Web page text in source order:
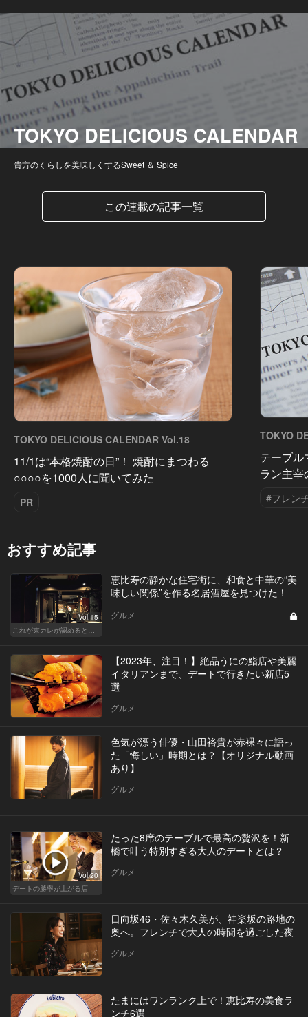
TOKYO DELICIOUS CALENDAR
貴方のくらしを美味しくするSweet ＆ Spice
この連載の記事一覧
TOKYO DELICIOUS CALENDAR Vol.18
11/1は“本格焼酎の日”！ 焼酎にまつわる
○○○○を1000人に聞いてみた
PR
TOKYO
テーブ
ラン主
#フレン
おすすめ記事
Vol.15
これが東カレが認めるとっておきの和食店
恵比寿の静かな住宅街に、和食と中華の“美
味しい関係”を作る名居酒屋を見つけた！
グルメ
【2023年、注目！】絶品うにの鮨店や美麗
イタリアンまで、デートで行きたい新店5
選
グルメ
色気が漂う俳優・山田裕貴が赤裸々に語っ
た「悔しい」時期とは？【オリジナル動画
あり】
グルメ
Vol.20
デートの勝率が上がる店
たった8席のテーブルで最高の贅沢を！新
橋で叶う特別すぎる大人のデートとは？
グルメ
日向坂46・佐々木久美が、神楽坂の路地の
奥へ。フレンチで大人の時間を過ごした夜
グルメ
たまにはワンランク上で！恵比寿の美食ラ
ンチ6選